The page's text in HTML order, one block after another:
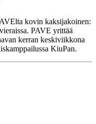
kovin kaksijakoinen:
PAVE yrittää
kerran keskiviikkona
KiuPan.